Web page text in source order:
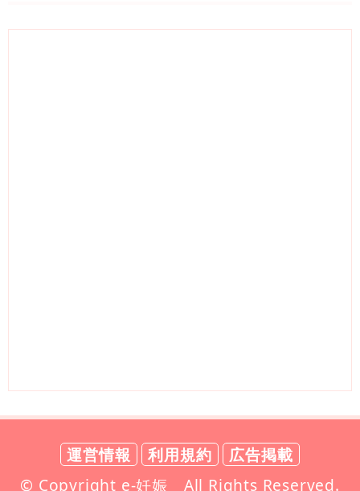
運営情報 利用規約
広告掲載
© Copyright e-妊娠 All Rights Reserved.